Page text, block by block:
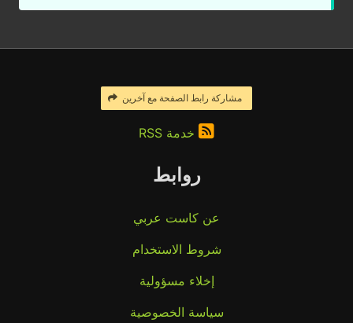
مشاركة رابط الصفحة مع آخرين
خدمة RSS
روابط
عن كاست عربي
شروط الاستخدام
إخلاء مسؤولية
سياسة الخصوصية